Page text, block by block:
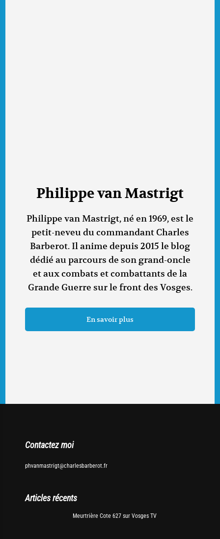
Philippe van Mastrigt
Philippe van Mastrigt, né en 1969, est le
petit-neveu du commandant Charles
Barberot. Il anime depuis 2015 le blog
dédié au parcours de son grand-oncle
et aux combats et combattants de la
Grande Guerre sur le front des Vosges.
En savoir plus
Contactez moi
phvanmastrigt@charlesbarberot.fr
Articles récents
Meurtrière Cote 627 sur Vosges TV